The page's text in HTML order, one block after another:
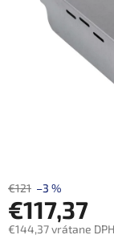
€121 –3 %
€117,37
€144,37 vrátane DPH